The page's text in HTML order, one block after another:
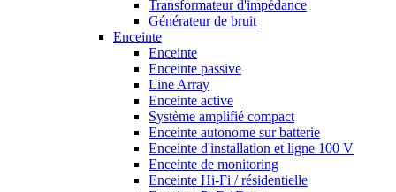
Transformateur d'impédance
Générateur de bruit
Enceinte
Enceinte
Enceinte passive
Line Array
Enceinte active
Système amplifié compact
Enceinte autonome sur batterie
Enceinte d'installation et ligne 100 V
Enceinte de monitoring
Enceinte Hi-Fi / résidentielle